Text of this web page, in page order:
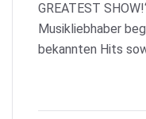
GREATEST
Musikliebhaber
bekannten Hits